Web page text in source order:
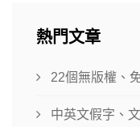
熱門文章
22個無版權、
中英文假字、